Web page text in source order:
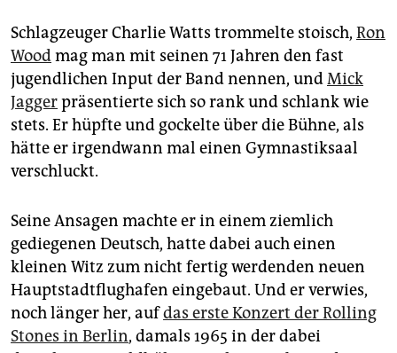
Schlagzeuger Charlie Watts trommelte stoisch, Ron
Woodmag man mit seinen 71 Jahren den fast
jugendlichen Input der Band nennen, undMick
Jaggerpräsentierte sich so rank und schlank wie
stets. Er hüpfte und gockelte über die Bühne, als
hätte er irgendwann mal einen Gymnastiksaal
verschluckt.
Seine Ansagen machte er in einem ziemlich
gediegenen Deutsch, hatte dabei auch einen
kleinen Witz zum nicht fertig werdenden neuen
Hauptstadtflughafen eingebaut. Und er verwies,
noch länger her, aufdas erste Konzert der Rolling
Stones in Berlin, damals 1965 in der dabei